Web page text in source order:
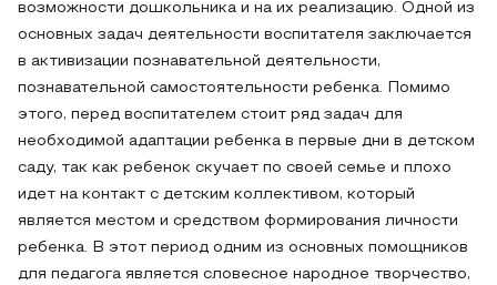
возможности дошкольника и на их реализацию. Одной из
основных задач деятельности воспитателя заключается
в активизации познавательной деятельности,
познавательной самостоятельности ребенка. Помимо
этого, перед воспитателем стоит ряд задач для
необходимой адаптации ребенка в первые дни в детском
саду, так как ребенок скучает по своей семье и плохо
идет на контакт с детским коллективом, который
является местом и средством формирования личности
ребенка. В этот период одним из основных помощников
для педагога является словесное народное творчество,